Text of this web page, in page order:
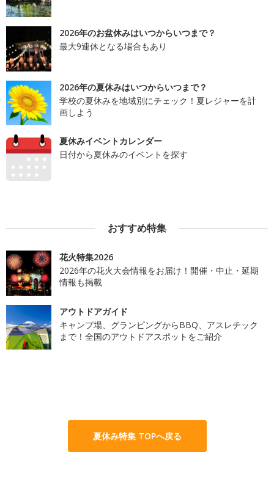
2026年のお盆休みはいつからいつまで？
最大9連休となる場合もあり
2026年の夏休みはいつからいつまで？
学校の夏休みを地域別にチェック！夏レジャーを計
画しよう
夏休みイベントカレンダー
日付から夏休みのイベントを探す
おすすめ特集
花火特集2026
2026年の花火大会情報をお届け！開催・中止・延期
情報も掲載
アウトドアガイド
キャンプ場、グランピングからBBQ、アスレチック
まで！全国のアウトドアスポットをご紹介
夏休み特集 TOPへ戻る